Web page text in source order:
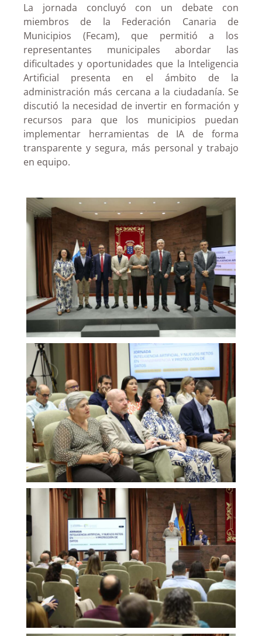
La jornada concluyó con un debate con
miembros de la Federación Canaria de
Municipios (Fecam), que permitió a los
representantes municipales abordar las
dificultades y oportunidades que la Inteligencia
Artificial presenta en el ámbito de la
administración más cercana a la ciudadanía. Se
discutió la necesidad de invertir en formación y
recursos para que los municipios puedan
implementar herramientas de IA de forma
transparente y segura, más personal y trabajo
en equipo.